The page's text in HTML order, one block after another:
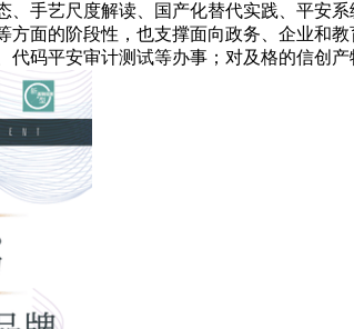
艺尺度解读、国产化替代实践、平安
面的阶段性，也支撑面向政务、企业和
码平安审计测试等办事；对及格的信创